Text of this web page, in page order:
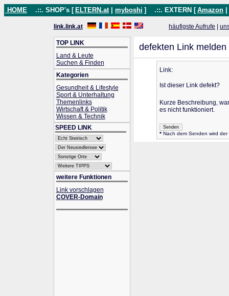
HOME .::. SHOP's [ ELTERN.at myboshi ] .::. EXTERN [ Amazon
link.link.at häufigste Aufrufe
TOP LINK
Land & Leute
Suchen & Finden
Kategorien
Gesundheit & Lifestyle
Sport & Unterhaltung
Themenlinks
Wirtschaft & Politik
Wissen & Technik
SPEED LINK
weitere Funktionen
Link vorschlagen
COVER-Domain
defekten Link melden
Link:
Ist dieser Link defekt?
Kurze Beschreibung,
es nicht funktioniert.
*Nach dem Senden wird der